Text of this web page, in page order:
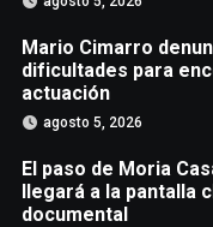
Mario Cimarro
dificultades para
actuación
agosto 5, 2026
El paso de Moria
llegará a la pantalla
documental